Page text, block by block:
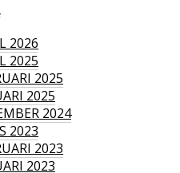
2026
2025
2025
2025
2024
2023
2023
2023